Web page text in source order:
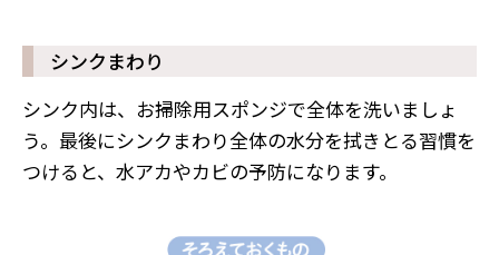
シンクまわり
シンク内は、お掃除用スポンジで全体を洗いましょ
う。最後にシンクまわり全体の水分を拭きとる習慣を
つけると、水アカやカビの予防になります。